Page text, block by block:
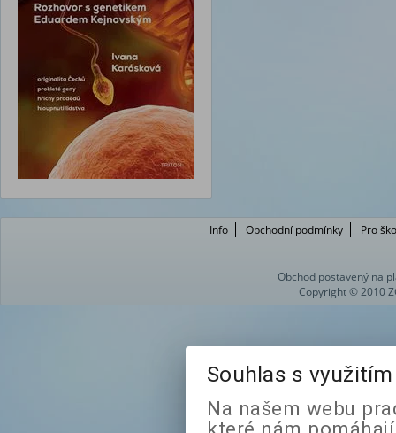
Info Obchodní podmínky Pro
Obchod postavený na
Copyright © 2010
Souhlas s
Na našem webu
které nám